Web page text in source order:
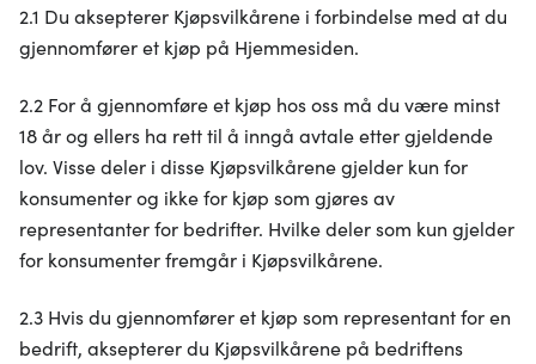
2.1 Du aksepterer Kjøpsvilkårene i forbindelse med at du
gjennomfører et kjøp på Hjemmesiden.
2.2 For å gjennomføre et kjøp hos oss må du være minst
18 år og ellers ha rett til å inngå avtale etter gjeldende
lov. Visse deler i disse Kjøpsvilkårene gjelder kun for
konsumenter og ikke for kjøp som gjøres av
representanter for bedrifter. Hvilke deler som kun gjelder
for konsumenter fremgår i Kjøpsvilkårene.
2.3 Hvis du gjennomfører et kjøp som representant for en
bedrift, aksepterer du Kjøpsvilkårene på bedriftens